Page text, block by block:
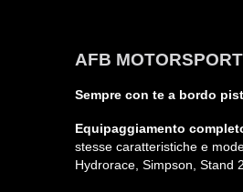
AFB MOTORSPORT
Sempre con te a bordo
Equipaggiamento
stesse caratteristiche e
Hydrorace, Simpson, Stand